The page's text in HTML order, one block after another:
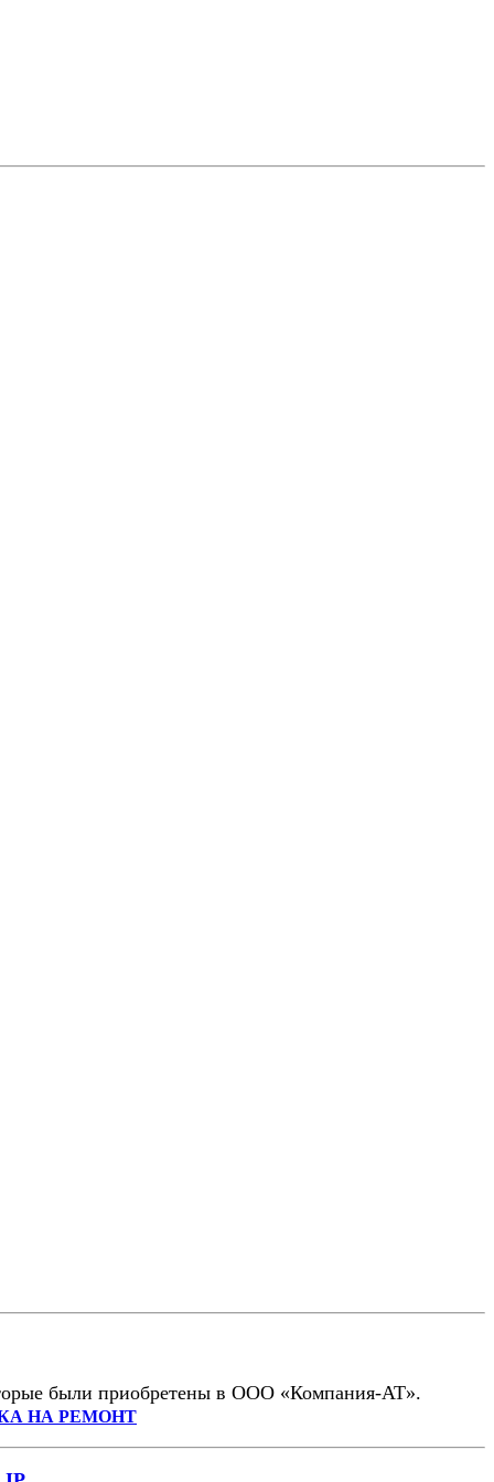
были приобретены в ООО «Компания-АТ».
НА РЕМОНТ